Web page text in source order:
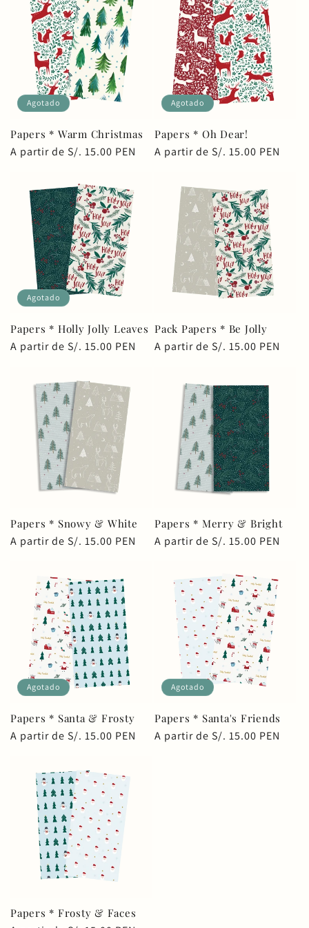
Agotado
Papers * Warm Christmas
Precio
A partir de S/. 15.00 PEN
Agotado
Papers * Oh Dear!
Precio
A partir de S/. 15.00 PEN
Agotado
Papers * Holly Jolly Leaves
Precio
A partir de S/. 15.00 PEN
Pack Papers * Be Jolly
Precio
A partir de S/. 15.00 PEN
Papers * Snowy & White
Precio
A partir de S/. 15.00 PEN
Papers * Merry & Bright
Precio
A partir de S/. 15.00 PEN
Agotado
Papers * Santa & Frosty
Precio
A partir de S/. 15.00 PEN
Agotado
Papers * Santa's Friends
Precio
A partir de S/. 15.00 PEN
Papers * Frosty & Faces